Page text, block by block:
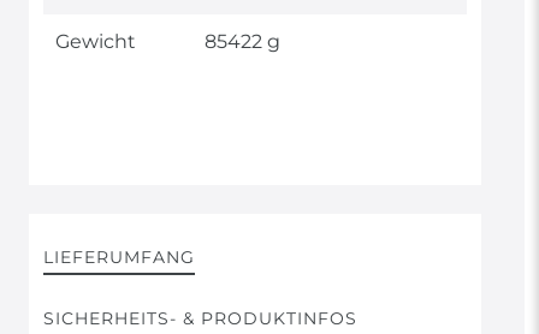
Gewicht 85422 g
LIEFERUMFANG
SICHERHEITS- & PRODUKTINFOS